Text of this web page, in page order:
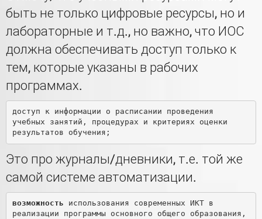
быть не только цифровые ресурсы, но и
лабораторные и т.д., но важно, что ИОС
должна обеспечивать доступ только к
тем, которые указаны в рабочих
программах.
доступ к информации о расписании проведения
учебных занятий, процедурах и критериях оценки
Это про журналы/дневники, т.е. той же
самой системе автоматизации.
возможность использования современных ИКТ в
реализации программы основного общего образования,